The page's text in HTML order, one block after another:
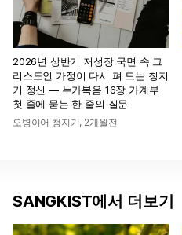
2026년 상반기 저성장 국면 속 그
리스도인 가정이 다시 펴 드는 청지
기 정신 — 누가복음 16장 가계부
첫 줄에 묻는 한 줄의 질문
오병이어 청지기, 2개월전
SANGKIST에서 더보기